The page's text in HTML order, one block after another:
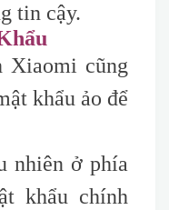
tin cậy.
Xiaomi cũng
khẩu ảo để
nhiên ở phía
khẩu chính